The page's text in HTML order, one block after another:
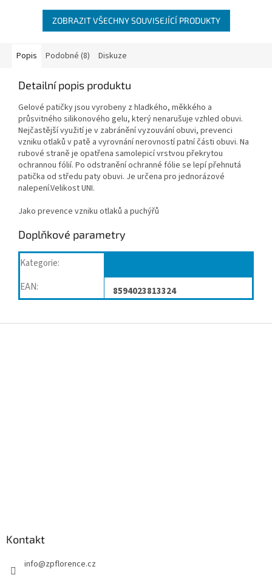
ZOBRAZIT VŠECHNY SOUVISEJÍCÍ PRODUKTY
Popis Podobné (8) Diskuze
Detailní popis produktu
Gelové patičky jsou vyrobeny z hladkého, měkkého a
průsvitného silikonového gelu, který nenarušuje vzhled obuvi.
Nejčastější využití je v zabránění vyzouvání obuvi, prevenci
vzniku otlaků v patě a vyrovnání nerovností patní části obuvi. Na
rubové straně je opatřena samolepicí vrstvou překrytou
ochrannou fólií. Po odstranění ochranné fólie se lepí přehnutá
patička od středu paty obuvi. Je určena pro jednorázové
nalepení.Velikost UNI.
Jako prevence vzniku otlaků a puchýřů
Doplňkové parametry
Kategorie:
EAN: 8594023813324
Kontakt
info@zpflorence.cz